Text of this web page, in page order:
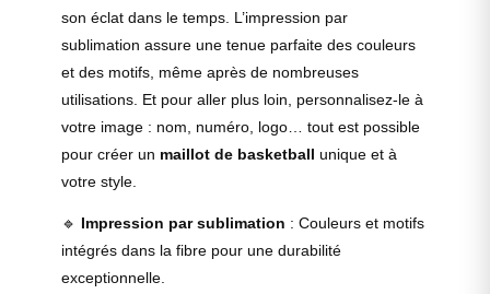
son éclat dans le temps. L’impression par
sublimation assure une tenue parfaite des couleurs
et des motifs, même après de nombreuses
utilisations. Et pour aller plus loin, personnalisez-le à
votre image : nom, numéro, logo… tout est possible
pour créer un maillot de basketball unique et à
votre style.
🔹 Impression par sublimation : Couleurs et motifs
intégrés dans la fibre pour une durabilité
exceptionnelle.